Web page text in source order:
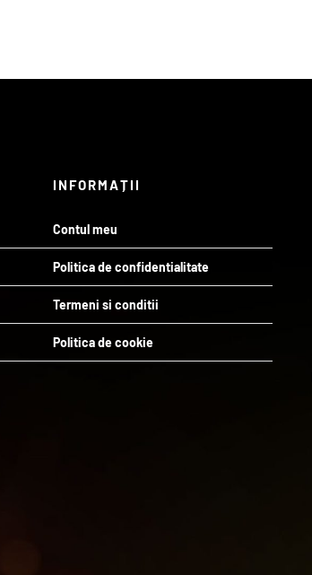
INFORMAȚII
Contul meu
Politica de confidentialitate
Termeni si conditii
Politica de cookie